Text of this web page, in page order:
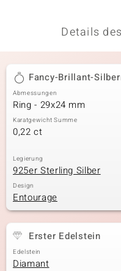
Details
Fancy-Brillant-
Abmessungen
Ring - 29x24 mm
Karatgewicht Summe
0,22 ct
Legierung
925er Sterling Silber
Design
Entourage
Erster Edelstein
Edelstein
Diamant